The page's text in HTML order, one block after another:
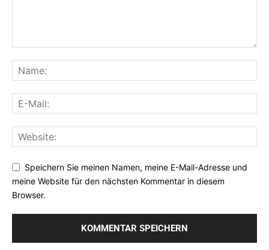
Speichern Sie meinen Namen, meine E-Mail-Adresse und
meine Website für den nächsten Kommentar in diesem
Browser.